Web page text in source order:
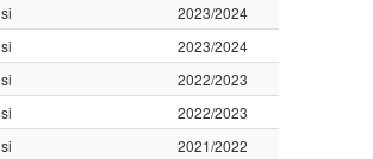
2023/2024
2023/2024
2022/2023
2022/2023
2021/2022